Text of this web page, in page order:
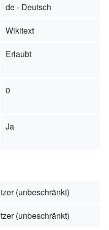
de - Deutsch
Wikitext
Erlaubt
0
Ja
(unbeschränkt)
(unbeschränkt)